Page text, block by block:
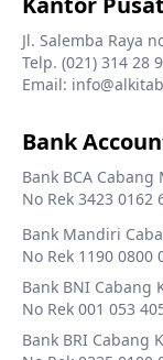
Jl. Salemba Raya
Telp. (021) 314 28
Email:
Bank
Bank BCA
No Rek 3423 0162
Bank Mandiri
No Rek 1190 0800
Bank BNI Cabang
No Rek 001 053
Bank BRI Cabang